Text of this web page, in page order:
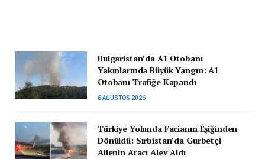
Bulgaristan’da A1 Otobanı
Yakınlarında Büyük Yangın: A1
Otobanı Trafiğe Kapandı
6 AĞUSTOS 2026
Türkiye Yolunda Facianın Eşiğinden
Dönüldü: Sırbistan’da Gurbetçi
Ailenin Aracı Alev Aldı